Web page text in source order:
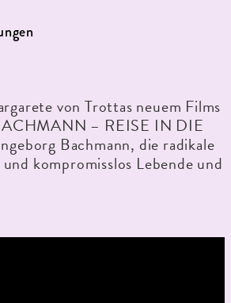
von Trottas neuem Films
– REISE IN DIE
Bachmann, die radikale
kompromisslos Lebende und